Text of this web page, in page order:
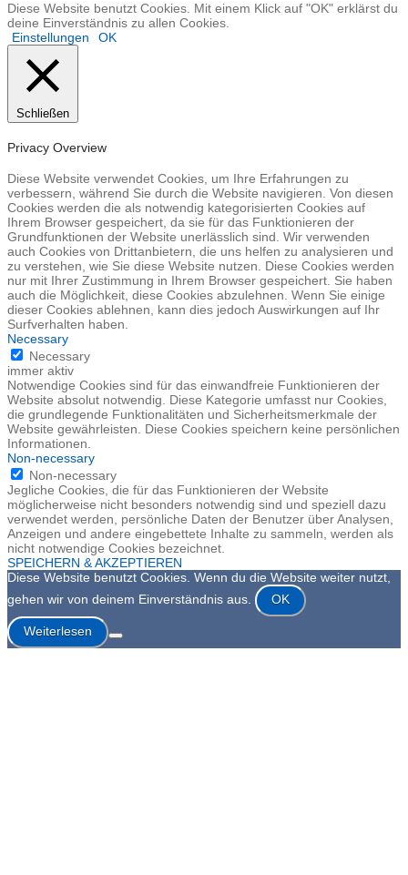
Diese Website benutzt Cookies. Mit einem Klick auf "OK" erklärst du
deine Einverständnis zu allen Cookies.
Einstellungen
OK
Schließen
Privacy Overview
Diese Website verwendet Cookies, um Ihre Erfahrungen zu
verbessern, während Sie durch die Website navigieren. Von diesen
Cookies werden die als notwendig kategorisierten Cookies auf
Ihrem Browser gespeichert, da sie für das Funktionieren der
Grundfunktionen der Website unerlässlich sind. Wir verwenden
auch Cookies von Drittanbietern, die uns helfen zu analysieren und
zu verstehen, wie Sie diese Website nutzen. Diese Cookies werden
nur mit Ihrer Zustimmung in Ihrem Browser gespeichert. Sie haben
auch die Möglichkeit, diese Cookies abzulehnen. Wenn Sie einige
dieser Cookies ablehnen, kann dies jedoch Auswirkungen auf Ihr
Surfverhalten haben.
Necessary
Necessary
immer aktiv
Notwendige Cookies sind für das einwandfreie Funktionieren der
Website absolut notwendig. Diese Kategorie umfasst nur Cookies,
die grundlegende Funktionalitäten und Sicherheitsmerkmale der
Website gewährleisten. Diese Cookies speichern keine persönlichen
Informationen.
Non-necessary
Non-necessary
Jegliche Cookies, die für das Funktionieren der Website
möglicherweise nicht besonders notwendig sind und speziell dazu
verwendet werden, persönliche Daten der Benutzer über Analysen,
Anzeigen und andere eingebettete Inhalte zu sammeln, werden als
nicht notwendige Cookies bezeichnet.
SPEICHERN & AKZEPTIEREN
Diese Website benutzt Cookies. Wenn du die Website weiter nutzt,
gehen wir von deinem Einverständnis aus.
OK
Weiterlesen